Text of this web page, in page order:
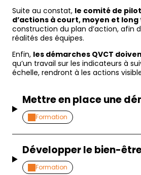
Suite au constat, le comité de
d’actions à court, moyen et
construction du plan d’action, afin
réalités des équipes.
Enfin, les démarches QVCT
qu’un travail sur les indicateurs à
échelle, rendront à les actions
Mettre en place une
Formation
Développer le bien-
Formation